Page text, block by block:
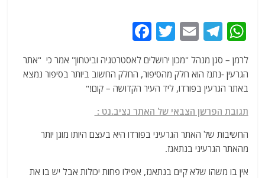
W
at
s
A
p
p
T
el
e
g
ra
m
E
ai
l
T
w
itt
er
c
e
b
o
o
k
לרמן – סגן מנהל "מכון ירושלים לאסטרטגיה וביטחון" אמר כי "אתר
הגרעין -נתנז הוא חלק מהסיפור, החלק החשוב ביותר בסיפור נמצא
באתר הגרעין בפורדו, ליד העיר הקדושה – קום!"
תגובת הפרשן הצבאי של האתר נציב.נט :
החשיבות של האתר הגרעיני בפורדו היא בעצם היותו מוגן יותר
מהאתר הגרעיני בנתאנז.
אין בו משהו שלא קיים בנתאנז, אפילו פחות יכולות אבל יש בו את